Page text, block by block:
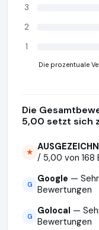
3
2
1
Die prozentuale
Die
5,00 setzt sich
★ / 5,00 von 168
G Google —
Bewertungen
G Golocal —
Bewertungen